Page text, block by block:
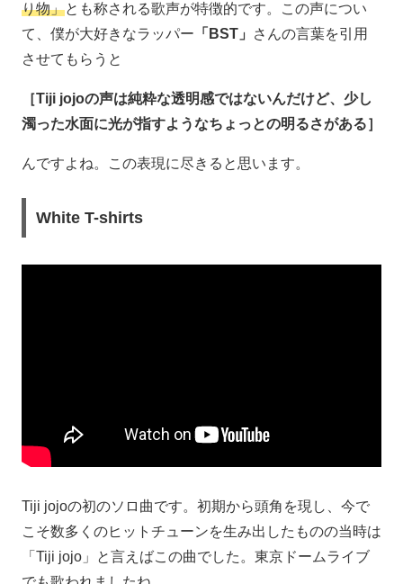
り物」とも称される歌声が特徴的です。この声につい
て、僕が大好きなラッパー 「BST」
さんの言葉を引用
させてもらうと
［Tiji jojoの声は純粋な透明感ではないんだけど、少し
濁った水面に光が指すようなちょっとの明るさがある］
んですよね。この表現に尽きると思います。
White T-shirts
Tiji jojoの初のソロ曲です。初期から頭角を現し、今で
こそ数多くのヒットチューンを生み出したものの当時は
「Tiji jojo」と言えばこの曲でした。東京ドームライブ